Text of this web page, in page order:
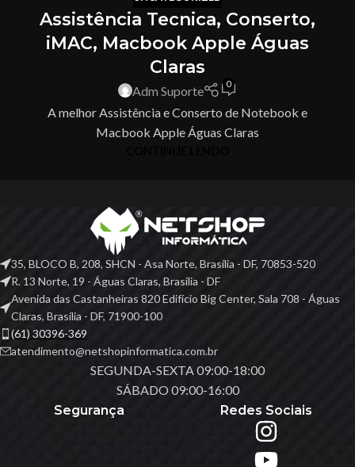
Assistência Tecnica, Conserto,
iMAC, Macbook Apple Águas
Claras
Adm Suporte 0
A melhor Assistência e Conserto de Notebook e
Macbook Apple Águas Claras
35, BLOCO B, 208, SHCN - Asa Norte, Brasília - DF, 70853-520
R. 13 Norte, 19 - Águas Claras, Brasília - DF
Avenida das Castanheiras 820 Edifício Big Center, Sala 708 - Águas
Claras, Brasília - DF, 71900-100
(61) 30396-369
atendimento@netshopinformatica.com.br
SEGUNDA-SEXTA 09:00-18:00
SÁBADO 09:00-16:00
Segurança
Redes Sociais